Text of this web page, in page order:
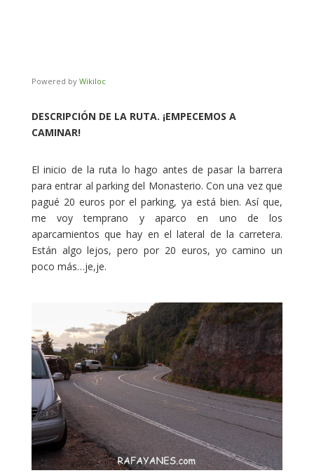
Powered by Wikiloc
DESCRIPCIÓN DE LA RUTA. ¡EMPECEMOS A
CAMINAR!
El inicio de la ruta lo hago antes de pasar la barrera
para entrar al parking del Monasterio. Con una vez que
pagué 20 euros por el parking, ya está bien. Así que,
me voy temprano y aparco en uno de los
aparcamientos que hay en el lateral de la carretera.
Están algo lejos, pero por 20 euros, yo camino un
poco más…je,je.